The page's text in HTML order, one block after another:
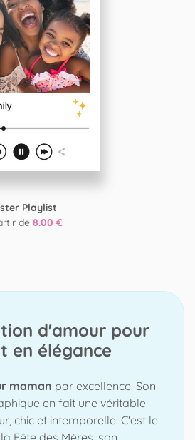
Playlist
de 8.00 €
d'amour pour
en élégance
maman par excellence. Son
en fait une véritable
chic et intemporelle. C'est le
Fête des Mères, son